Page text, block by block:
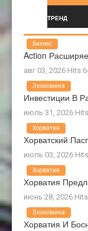
ТРЕНД
Action
авг 03, 2026
Бизнес
Инвестиции В
июль 31, 2026
Экономика
Хорватский
июль 03, 2026
Хорватия
Хорватия
июнь 28, 2026
Хорватия
Хорватия И
Экономика